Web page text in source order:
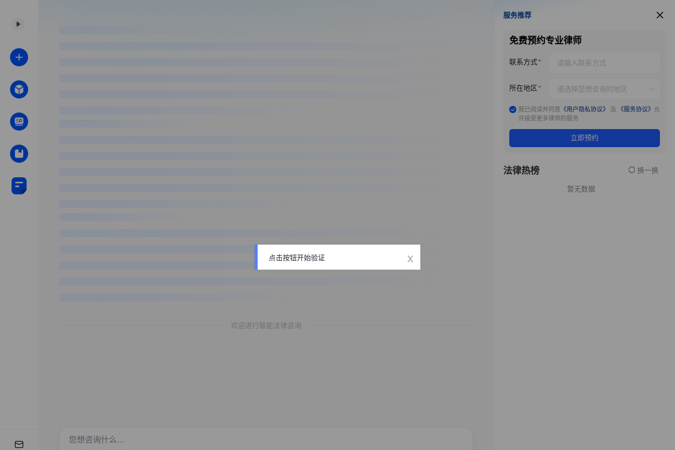
欢迎进行智能法律咨询
服务推荐
服务推荐
免费预约专业律师
联系方式
所在地区
我已阅读并同意 《用户隐私协议》 及 《服务协议》 允
许接受更多律师的服务
立即预约
法律热榜 换一换
暂无数据
点击按钮开始验证 x